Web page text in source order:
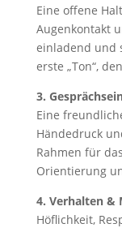
Eine offene
Augenkontakt
einladend und
erste „Ton“,
3.
Eine
Händedruck
Rahmen für
Orientierung
4. Verhalten &
Höflichkeit,